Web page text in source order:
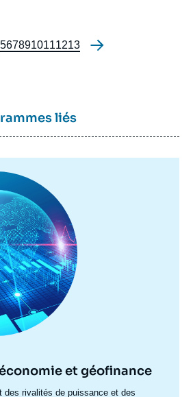
Pagination
Page
5Page
6Page
7Page
8Page
9Page
10Page
11Page
12Page
13
liés
et géofinance
des rivalités de puissance et des